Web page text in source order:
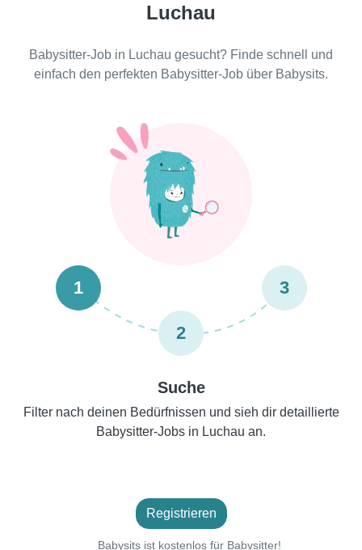
Luchau
Babysitter-Job in Luchau gesucht? Finde schnell und
einfach den perfekten Babysitter-Job über Babysits.
1
2
3
Suche
Filter nach deinen Bedürfnissen und sieh dir detaillierte
Babysitter-Jobs in Luchau an.
Registrieren
Babysits ist kostenlos für Babysitter!